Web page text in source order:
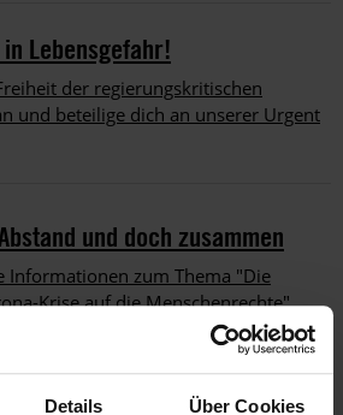
Details Über Cookies
Lebensgefahr!
der regierungskritischen
und beteilige dich an unserer Urgent
und doch zusammen
Informationen zum Thema "Die
Krise auf die Menschenrechte"